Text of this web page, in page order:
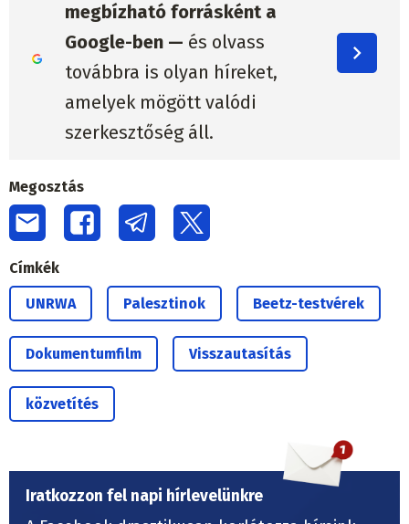
megbízható forrásként a
Google-ben — és olvass
továbbra is olyan híreket,
amelyek mögött valódi
szerkesztőség áll.
Megosztás
Címkék
UNRWA Palesztinok Beetz-testvérek
Dokumentumfilm Visszautasítás
közvetítés
Iratkozzon fel napi hírlevelünkre